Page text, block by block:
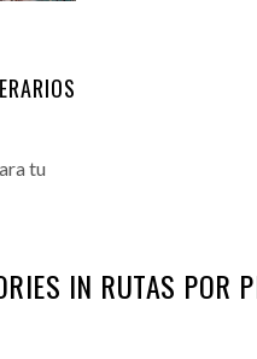
tu
IN RUTAS POR